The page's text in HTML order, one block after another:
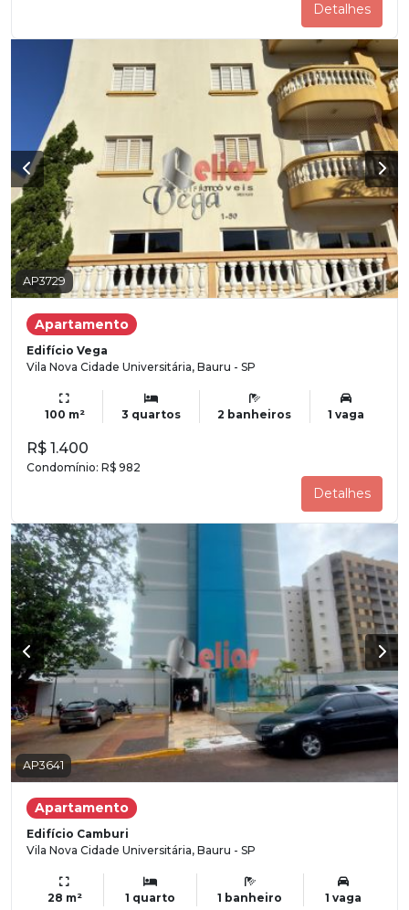
Detalhes
AP3729
Apartamento
Edifício Vega
Vila Nova Cidade Universitária, Bauru - SP
100 m² 3 quartos 2 banheiros 1 vaga
R$ 1.400
Condomínio: R$ 982
Detalhes
AP3641
Apartamento
Edifício Camburi
Vila Nova Cidade Universitária, Bauru - SP
28 m² 1 quarto 1 banheiro 1 vaga